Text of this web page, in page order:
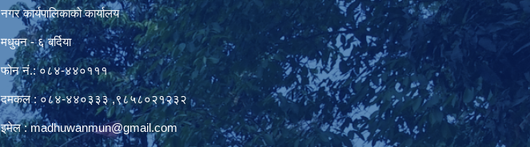
नगर कार्यपालिकाको कार्यालय
मधुवन - ६ बर्दिया
फोन नं.: ०८४-४४०१११
दमकल : ०८४-४४०३३३ ,९८५८०२१२३२
इमेल :madhuwanmun@gmail.com